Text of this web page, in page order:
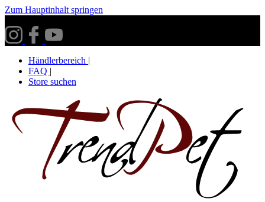
Zum Hauptinhalt springen
Händlerbereich |
FAQ |
Store suchen